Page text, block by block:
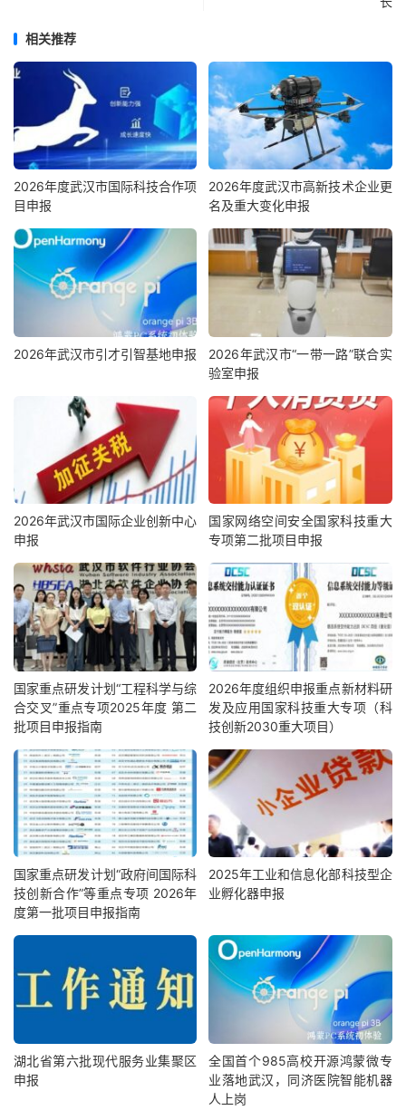
相关推荐
2026年度武汉市国际科技合作项
目申报
2026年度武汉市高新技术企业更
名及重大变化申报
2026年武汉市引才引智基地申报
2026年武汉市“一带一路”联合实
验室申报
2026年武汉市国际企业创新中心
申报
国家网络空间安全国家科技重大
专项第二批项目申报
国家重点研发计划“工程科学与综
合交叉”重点专项2025年度 第二
批项目申报指南
2026年度组织申报重点新材料研
发及应用国家科技重大专项（科
技创新2030重大项目）
国家重点研发计划“政府间国际科
技创新合作”等重点专项 2026年
度第一批项目申报指南
2025年工业和信息化部科技型企
业孵化器申报
湖北省第六批现代服务业集聚区
申报
全国首个985高校开源鸿蒙微专
业落地武汉，同济医院智能机器
人上岗